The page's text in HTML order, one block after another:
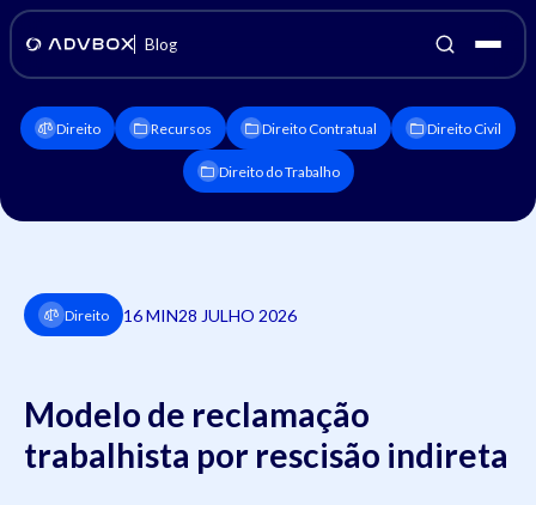
Blog
Direito Recursos Direito Contratual Direito Civil
Direito do Trabalho
Direito 16 MIN28 JULHO 2026
Modelo de reclamação
trabalhista por rescisão indireta